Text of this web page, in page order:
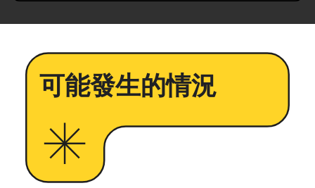
可能發生的情況